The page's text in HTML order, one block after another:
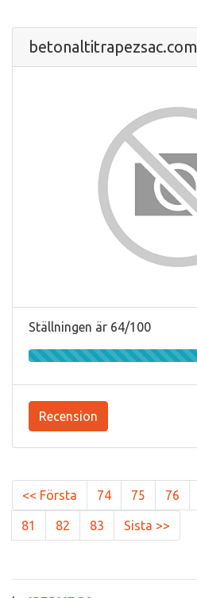
betonaltitrapezsac.com
Ställningen är 64/100
Recension
<< Första 74 75 76
81 82 83 Sista >>